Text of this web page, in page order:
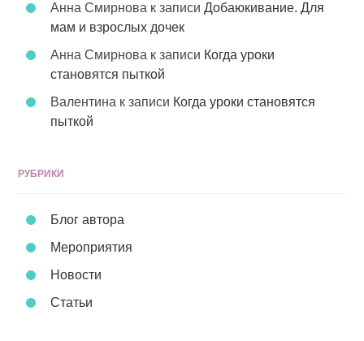
Анна Смирнова к записиДобаюкивание. Для
мам и взрослых дочек
Анна Смирнова к записи Когда уроки
становятся пыткой
Валентина к записи Когда уроки становятся
пыткой
РУБРИКИ
Блог автора
Мероприятия
Новости
Статьи